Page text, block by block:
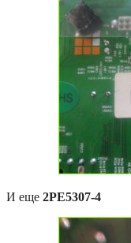
И еще 2PE5307-4